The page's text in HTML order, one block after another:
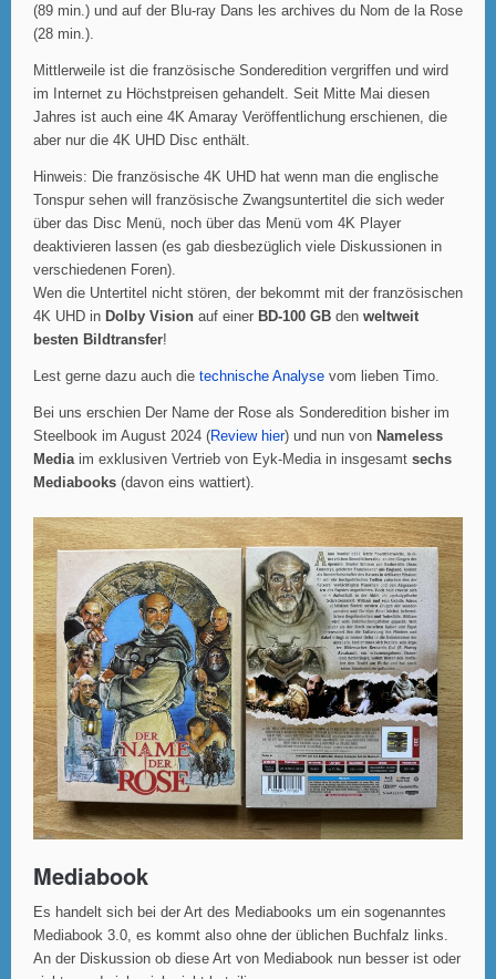
(89 min.) und auf der Blu-ray Dans les archives du Nom de la Rose
(28 min.).
Mittlerweile ist die französische Sonderedition vergriffen und wird
im Internet zu Höchstpreisen gehandelt. Seit Mitte Mai diesen
Jahres ist auch eine 4K Amaray Veröffentlichung erschienen, die
aber nur die 4K UHD Disc enthält.
Hinweis: Die französische 4K UHD hat wenn man die englische
Tonspur sehen will französische Zwangsuntertitel die sich weder
über das Disc Menü, noch über das Menü vom 4K Player
deaktivieren lassen (es gab diesbezüglich viele Diskussionen in
verschiedenen Foren).
Wen die Untertitel nicht stören, der bekommt mit der französischen
4K UHD in Dolby Vision auf einer BD-100 GB den weltweit
besten Bildtransfer!
Lest gerne dazu auch die technische Analyse vom lieben Timo.
Bei uns erschien Der Name der Rose als Sonderedition bisher im
Steelbook im August 2024 (Review hier) und nun von Nameless
Mediaim exklusiven Vertrieb von Eyk-Media in insgesamt sechs
Mediabooks (davon eins wattiert).
Mediabook
Es handelt sich bei der Art des Mediabooks um ein sogenanntes
Mediabook 3.0, es kommt also ohne der üblichen Buchfalz links.
An der Diskussion ob diese Art von Mediabook nun besser ist oder